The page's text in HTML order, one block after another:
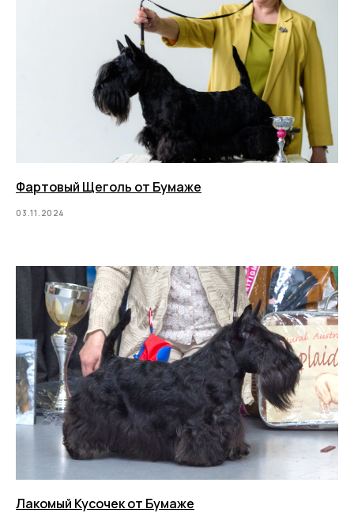
Фартовый Щеголь от Бумаже
03.11.2024
Лакомый Кусочек от Бумаже